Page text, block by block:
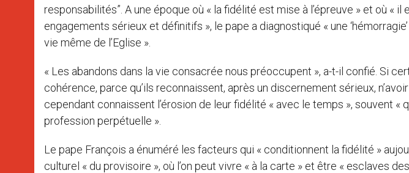
responsabilités”. A une époque où « la fidélité est mise à l’épreuve » et où « il
engagements sérieux et définitifs », le pape a diagnostiqué « une
vie même de l’Eglise ».
« Les abandons dans la vie consacrée nous préoccupent », a-t-il confié. Si
cohérence, parce qu’ils reconnaissent, après un discernement sérieux,
cependant connaissent l’érosion de leur fidélité « avec le temps », souvent «
profession perpétuelle ».
Le pape François a énuméré les facteurs qui « conditionnent la fidélité »
culturel « du provisoire », où l’on peut vivre « à la carte » et être « esclaves